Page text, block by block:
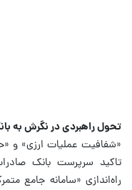
تحول راهبردی در نگرش به
«شفافیت عملیات ارزی» و
تاکید سرپرست بانک
راه‌اندازی «سامانه جامع